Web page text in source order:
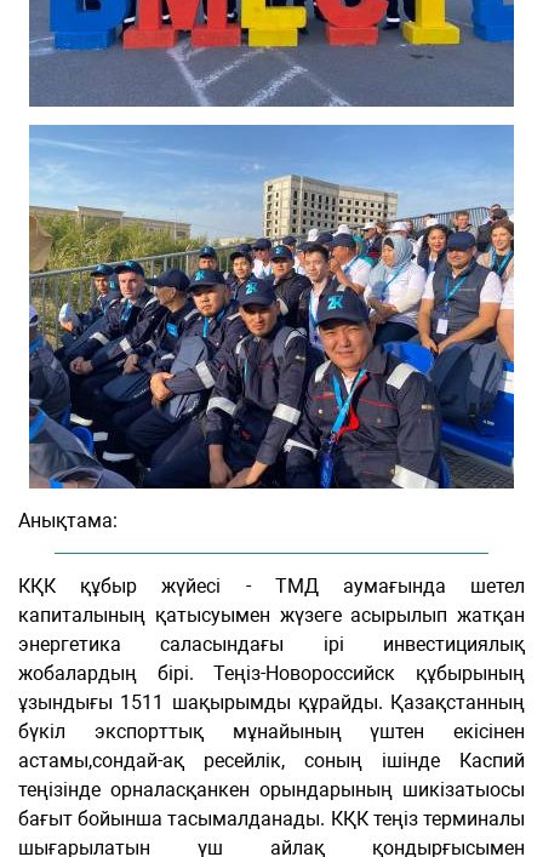
Анықтама:
КҚК құбыр жүйесі - ТМД аумағында шетел
капиталының қатысуымен жүзеге асырылып жатқан
энергетика саласындағы ірі инвестициялық
жобалардың бірі. Теңіз-Новороссийск құбырының
ұзындығы 1511 шақырымды құрайды. Қазақстанның
бүкіл экспорттық мұнайының үштен екісінен
астамы,сондай-ақ ресейлік, соның ішінде Каспий
теңізінде орналасқанкен орындарының шикізатыосы
бағыт бойынша тасымалданады. КҚК теңіз терминалы
шығарылатын үш айлақ қондырғысымен